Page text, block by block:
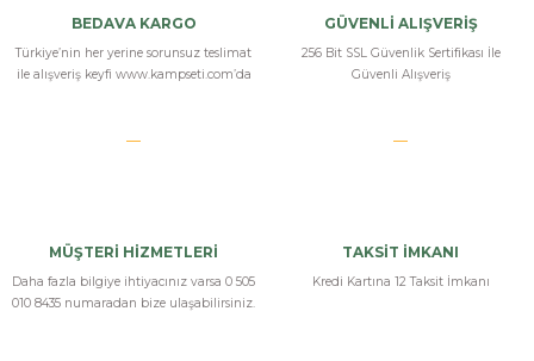
BEDAVA KARGO
Türkiye’nin her yerine sorunsuz teslimat
ile alışveriş keyfi www.kampseti.com’da
GÜVENLİ ALIŞVERİŞ
256 Bit SSL Güvenlik Sertifikası İle
Güvenli Alışveriş
MÜŞTERİ HİZMETLERİ
Daha fazla bilgiye ihtiyacınız varsa 0 505
010 8435 numaradan bize ulaşabilirsiniz.
TAKSİT İMKANI
Kredi Kartına 12 Taksit İmkanı